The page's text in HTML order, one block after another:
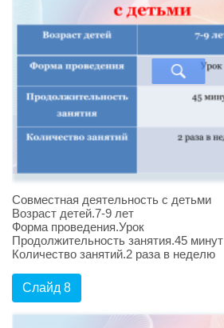
Совместная деятельность с детьми
Возраст детей.7-9 лет
Форма проведения.Урок
Продолжительность занятия.45 минут
Количество занятий.2 раза в неделю
Слайд 8